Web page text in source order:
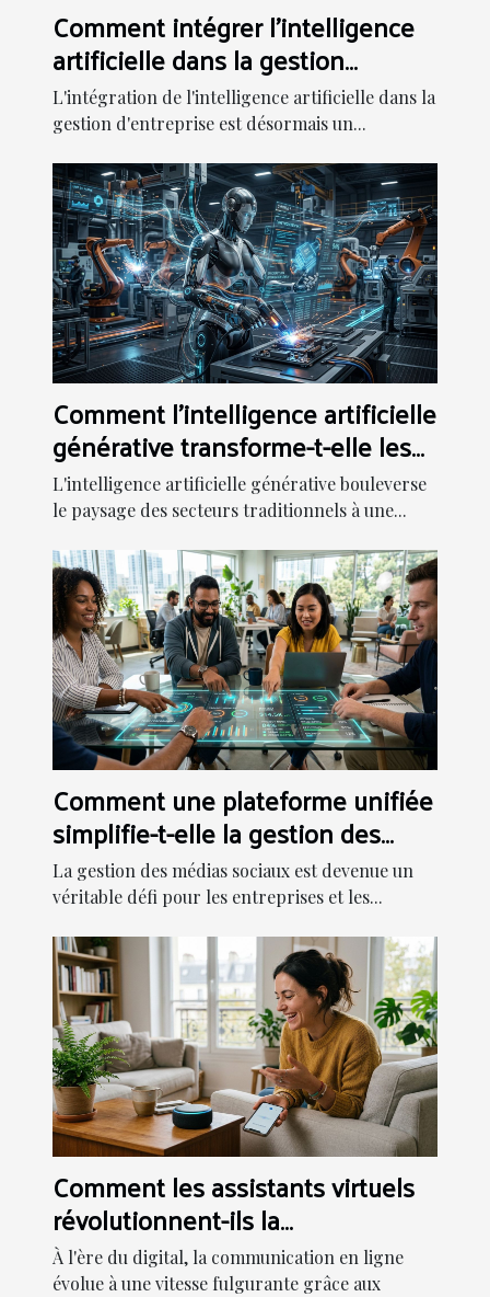
Comment intégrer l'intelligence
artificielle dans la gestion
d'entreprise ?
L'intégration de l'intelligence artificielle dans la
gestion d'entreprise est désormais un...
Comment l'intelligence artificielle
générative transforme-t-elle les
secteurs traditionnels ?
L'intelligence artificielle générative bouleverse
le paysage des secteurs traditionnels à une...
Comment une plateforme unifiée
simplifie-t-elle la gestion des
médias sociaux ?
La gestion des médias sociaux est devenue un
véritable défi pour les entreprises et les...
Comment les assistants virtuels
révolutionnent-ils la
communication en ligne ?
À l'ère du digital, la communication en ligne
évolue à une vitesse fulgurante grâce aux